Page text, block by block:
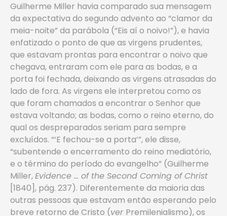
Guilherme Miller havia comparado sua mensagem
da expectativa do segundo advento ao “clamor da
meia-noite” da parábola (“Eis aí o noivo!”), e havia
enfatizado o ponto de que as virgens prudentes,
que estavam prontas para encontrar o noivo que
chegava, entraram com ele para as bodas, e a
porta foi fechada, deixando as virgens atrasadas do
lado de fora. As virgens ele interpretou como os
que foram chamados a encontrar o Senhor que
estava voltando; as bodas, como o reino eterno, do
qual os despreparados seriam para sempre
excluídos. “‘E fechou-se a porta’”, ele disse,
“subentende o encerramento do reino mediatório,
e o término do período do evangelho” (Guilherme
Miller,Evidence … of the Second Coming of Christ
[1840], pág. 237). Diferentemente da maioria das
outras pessoas que estavam então esperando pelo
breve retorno de Cristo (ver Premilenialismo), os